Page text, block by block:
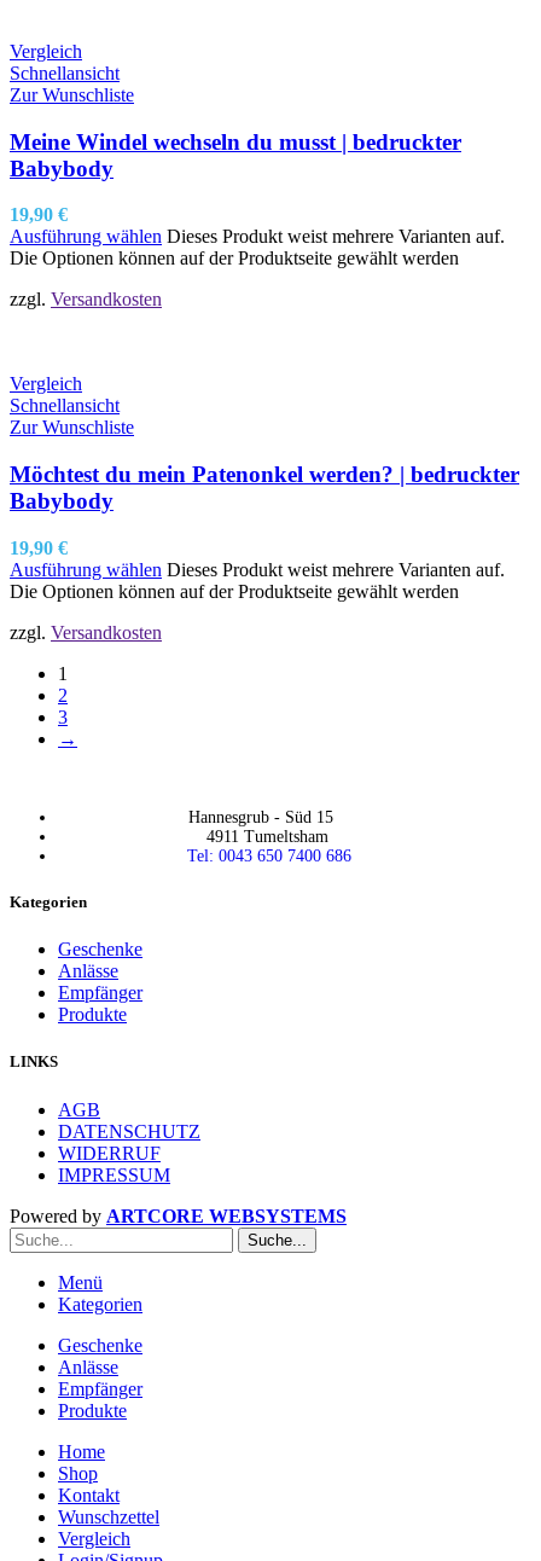
Vergleich
Schnellansicht
Zur Wunschliste
Meine Windel wechseln du musst | bedruckter
Babybody
19,90 €
Ausführung wählen Dieses Produkt weist mehrere Varianten auf.
Die Optionen können auf der Produktseite gewählt werden
zzgl. Versandkosten
Vergleich
Schnellansicht
Zur Wunschliste
Möchtest du mein Patenonkel werden? | bedruckter
Babybody
19,90 €
Ausführung wählen Dieses Produkt weist mehrere Varianten auf.
Die Optionen können auf der Produktseite gewählt werden
zzgl. Versandkosten
1
2
3
→
Hannesgrub - Süd 15
4911 Tumeltsham
Tel: 0043 650 7400 686
Kategorien
Geschenke
Anlässe
Empfänger
Produkte
LINKS
AGB
DATENSCHUTZ
WIDERRUF
IMPRESSUM
Powered by ARTCORE WEBSYSTEMS
Suche...
Menü
Kategorien
Geschenke
Anlässe
Empfänger
Produkte
Home
Shop
Kontakt
Wunschzettel
Vergleich